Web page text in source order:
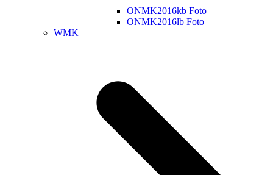
ONMK2016kb Foto
ONMK2016lb Foto
WMK